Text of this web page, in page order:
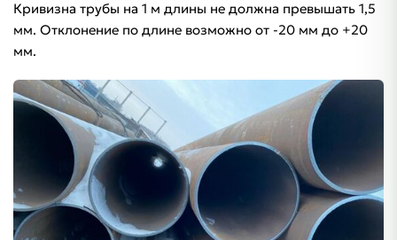
Кривизна трубы на 1 м длины не должна превышать 1,5
мм. Отклонение по длине возможно от -20 мм до +20
мм.